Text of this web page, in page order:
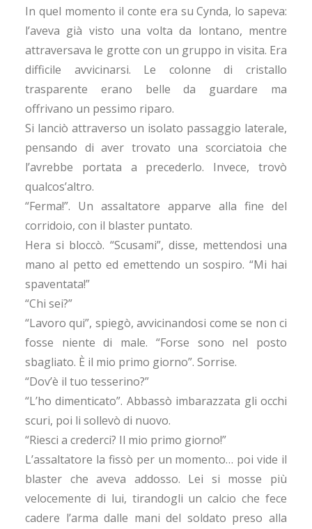
In quel momento il conte era su Cynda, lo sapeva:
l’aveva già visto una volta da lontano, mentre
attraversava le grotte con un gruppo in visita. Era
difficile avvicinarsi. Le colonne di cristallo
trasparente erano belle da guardare ma
offrivano un pessimo riparo.
Si lanciò attraverso un isolato passaggio laterale,
pensando di aver trovato una scorciatoia che
l’avrebbe portata a precederlo. Invece, trovò
qualcos’altro.
“Ferma!”. Un assaltatore apparve alla fine del
corridoio, con il blaster puntato.
Hera si bloccò. “Scusami”, disse, mettendosi una
mano al petto ed emettendo un sospiro. “Mi hai
spaventata!”
“Chi sei?”
“Lavoro qui”, spiegò, avvicinandosi come se non ci
fosse niente di male. “Forse sono nel posto
sbagliato. È il mio primo giorno”. Sorrise.
“Dov’è il tuo tesserino?”
“L’ho dimenticato”. Abbassò imbarazzata gli occhi
scuri, poi li sollevò di nuovo.
“Riesci a crederci? Il mio primo giorno!”
L’assaltatore la fissò per un momento… poi vide il
blaster che aveva addosso. Lei si mosse più
velocemente di lui, tirandogli un calcio che fece
cadere l’arma dalle mani del soldato preso alla